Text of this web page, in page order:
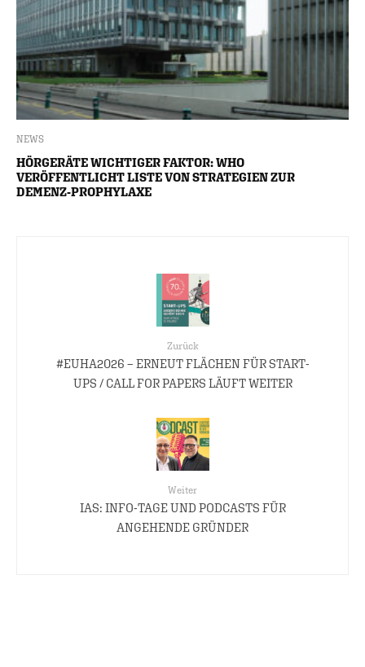
NEWS
HÖRGERÄTE WICHTIGER FAKTOR: WHO
VERÖFFENTLICHT LISTE VON STRATEGIEN ZUR
DEMENZ-PROPHYLAXE
Zurück
#EUHA2026 – ERNEUT FLÄCHEN FÜR START-
UPS / CALL FOR PAPERS LÄUFT WEITER
Weiter
IAS: INFO-TAGE UND PODCASTS FÜR
ANGEHENDE GRÜNDER